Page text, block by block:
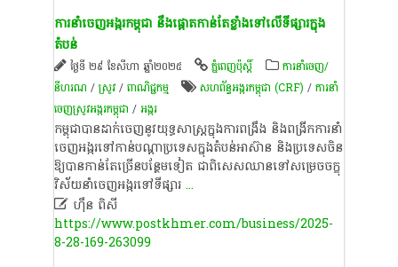
ការ​​នាំចេញអង្ករកម្ពុជា ​​​នឹង​ផ្តោតកាន់តែ​ខ្លាំង​ទៅ​លើទីផ្សារក្នុង​
តំបន់
ថ្ងៃទី ២៩ ខែសីហា ឆ្នាំ២០២៥ ភ្នំពេញប៉ុស្តិ៍
ការនាំចេញ/
នីហរណ /​ស្រូវ​/ពាណិជ្ជកម្ម ​សហព័ន្ធ​អង្ករ​កម្ពុជា (CRF) /ការនាំ
ចេញស្រូវអង្ករកម្ពុជា /​អង្ករ
កម្ពុជា​បាន​ដាក់​ចេញ​នូវ​យុទ្ធសាស្រ្ត​ក្នុង​ការ​​ពង្រឹង និង​ពង្រីកការ​នាំ​
ចេញ​អង្ករ​​​​ទៅ​កាន់​​បណ្តា​ប្រទេសក្នុង​តំបន់​អាស៊ាន និង​ប្រទេសចិន​
ឱ្យ​បាន​កាន់​តែ​ច្រើន​បន្ថែម​ទៀត ជា​ពិសេស​ឈាន​ទៅ​សម្រេច​​ចក្ខុ
វិស័យ​​​នាំ​ចេញ​អង្ករ​ទៅ​ទីផ្សារ ...
ហ៊ឹន ពិសី
https://www.postkhmer.com/business/2025-
8-28-169-263099